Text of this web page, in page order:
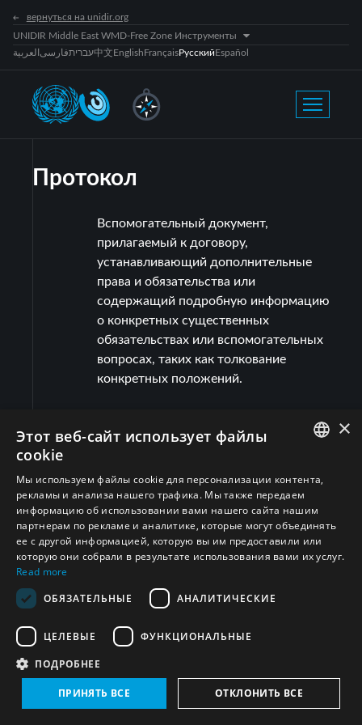
вернуться на unidir.org
UNIDIR Middle East WMD-Free Zone Инструменты
العربية فارسیעברית中文EnglishFrançaisРусскийEspañol
Протокол
Вспомогательный документ,
прилагаемый к договору,
устанавливающий дополнительные
права и обязательства или
содержащий подробную информацию
о конкретных существенных
обязательствах или вспомогательных
вопросах, таких как толкование
конкретных положений.
Поделиться
Иран (Исламская Республика) (10)
Негативные гарантии безопасности со
стороны государств, обладающих ядерным
Негативные гарантии безопасности со
ARABIC
PERSIAN
FRENCH
×
Этот веб-сайт использует файлы
cookie
Мы используем файлы cookie для персонализации контента,
рекламы и анализа нашего трафика. Мы также передаем
информацию об использовании вами нашего сайта нашим
партнерам по рекламе и аналитике, которые могут объединять
ее с другой информацией, которую вы им предоставили или
которую они собрали в результате использования вами их услуг.
Read more
ОБЯЗАТЕЛЬНЫЕ
АНАЛИТИЧЕСКИЕ
ЦЕЛЕВЫЕ ФУНКЦИОНАЛЬНЫЕ
ПОДРОБНЕЕ
ПРИНЯТЬ ВСЕ ОТКЛОНИТЬ ВСЕ